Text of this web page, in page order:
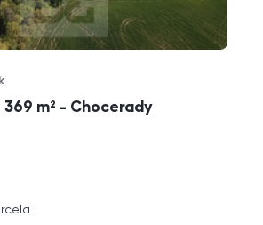
369 m² - Chocerady